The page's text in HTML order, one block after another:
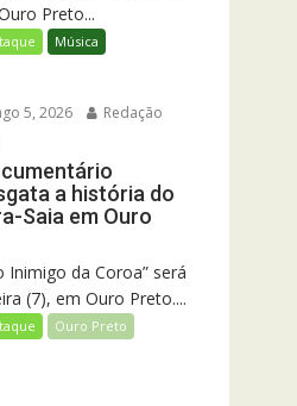
Preto...
Música
5, 2026
Redação
a história do
Saia em Ouro
Inimigo da Coroa” será
(7), em Ouro Preto....
Ouro Preto